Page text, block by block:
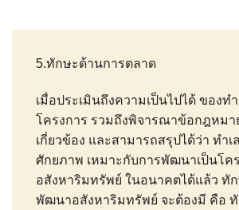
5.ทักษะด้านการตลาด
เมื่อประเมินถึงความเป็นไปได้ ของท
โครงการ รวมถึงพิจารณาข้อกฎหมา
เกี่ยวข้อง และสามารถสรุปได้ว่า ทำเ
ศักยภาพ เหมาะกับการพัฒนาเป็นโค
อสังหาริมทรัพย์ ในอนาคตได้แล้ว ทั
พัฒนาอสังหาริมทรัพย์ จะต้องมี คือ